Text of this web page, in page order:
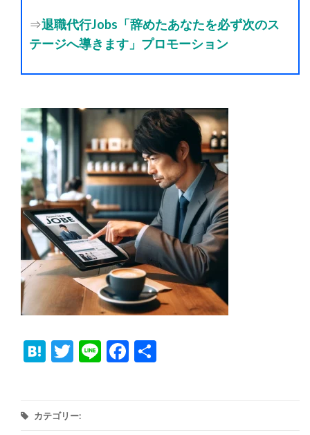
⇒退職代行Jobs「辞めたあなたを必ず次のス
テージへ導きます」プロモーション
Hatena
Twitter
LineFacebook
カテゴリー: